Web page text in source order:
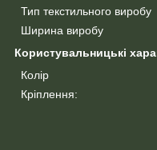
Тип текстильного виробу
Ширина виробу
Користувальницькі
Колір
Кріплення: